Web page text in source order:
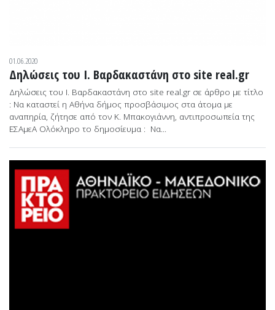
01.06.2020
Δηλώσεις του Ι. Βαρδακαστάνη στο site real.gr
Δηλώσεις του Ι. Βαρδακαστάνη στο site real.gr σε άρθρο με τίτλο
: Να καταστεί η Αθήνα δήμος προσβάσιμος στα άτομα με
αναπηρία, ζήτησε από τον Κ. Μπακογιάννη, αντιπροσωπεία της
ΕΣΑμεΑ Ολόκληρο το δημοσίευμα : Να...